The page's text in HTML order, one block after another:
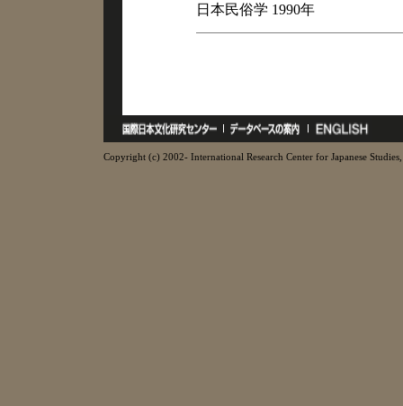
日本民俗学 1990年
Copyright (c) 2002- International Research Center for Japanese